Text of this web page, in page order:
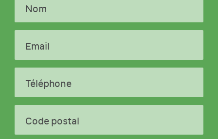
Nom
Email
Téléphone
Code postal